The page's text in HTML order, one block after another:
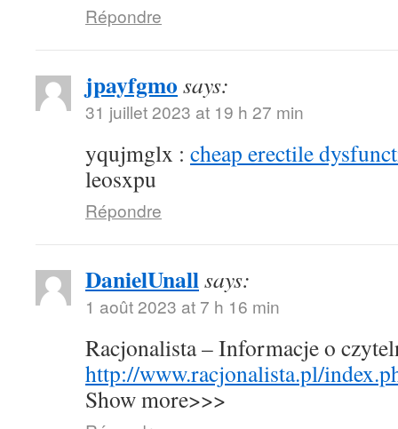
Répondre
jpayfgmo says:
31 juillet 2023 at 19 h 27 min
yqujmglx : cheap erectile
leosxpu
Répondre
DanielUnallsays:
1 août 2023 at 7 h 16 min
Racjonalista – Informacje o
http://www.racjonalista.pl/
Show more>>>